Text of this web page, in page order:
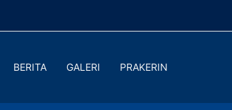
BERITA GALERI PRAKERIN